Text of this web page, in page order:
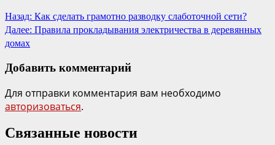
Назад: Как сделать грамотно разводку слаботочной сети?
Далее: Правила прокладывания электричества в деревянных
домах
Добавить комментарий
Для отправки комментария вам необходимо
авторизоваться.
Связанные новости